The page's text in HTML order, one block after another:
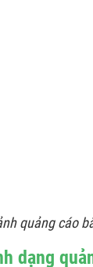
quảng cáo
dạng